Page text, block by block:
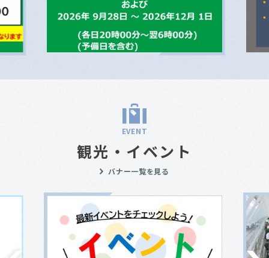
EVENT
観光・イベント
バナー一覧を見る